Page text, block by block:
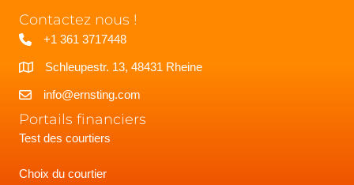
Contactez nous !
+1 361 3717448
Schleupestr. 13, 48431 Rheine
info@ernsting.com
Portails financiers
Test des courtiers
Choix du courtier